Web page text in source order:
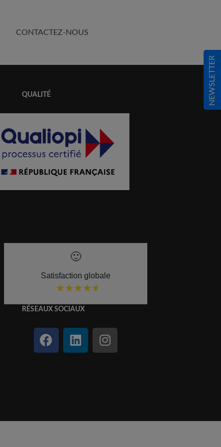
CONTACTEZ-NOUS
NEWSLETTER
QUALITÉ
🙂
Satisfaction globale
★★★★★
★★★★★
RÉSEAUX SOCIAUX